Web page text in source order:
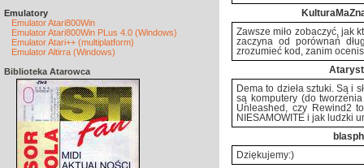
Emulatory
Emulator Atari800Win
Emulator Atari800Win PLus 4.0 (Windows)
Emulator Atari++ (multiplatform)
Emulator Altirra (Windows)
Biblioteka Atarowca
Zawsze miło zobaczyć, jak
zaczyna od porównań
zrozumieć kod, zanim
Dema to dzieła sztuki. Są i
są komputery (do
Unleashed, czy Rewind2
NIESAMOWITE i jak ludzki
blasph
Dziękujemy:)